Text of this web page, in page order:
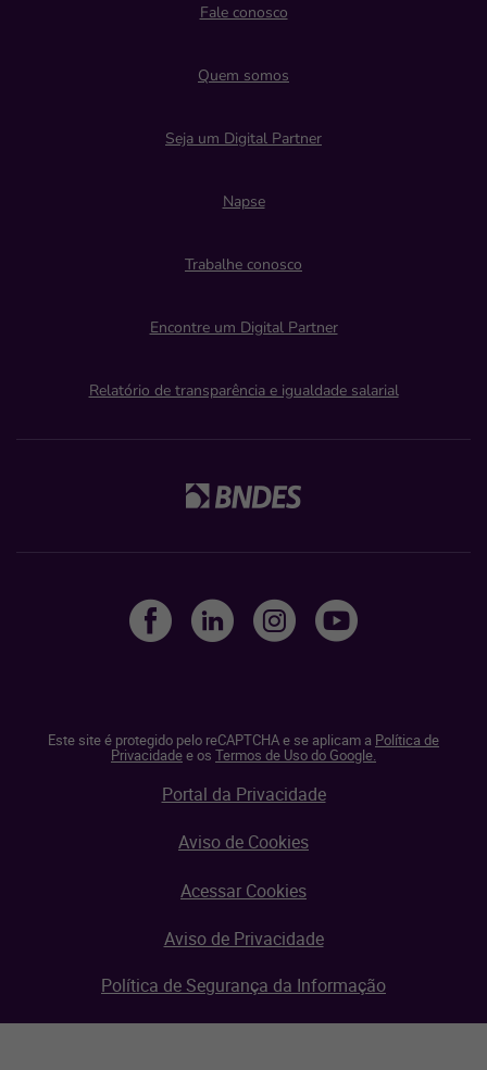
Fale conosco
Quem somos
Seja um Digital Partner
Napse
Trabalhe conosco
Encontre um Digital Partner
Relatório de transparência e igualdade salarial
Este site é protegido pelo reCAPTCHA e se aplicam a Política de
Privacidadee os Termos de Uso do Google.
Portal da Privacidade
Aviso de Cookies
Acessar Cookies
Aviso de Privacidade
Política de Segurança da Informação